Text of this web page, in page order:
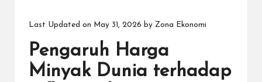
Last Updated on May 31, 2026 by Zona Ekonomi
Pengaruh Harga
Minyak Dunia terhadap